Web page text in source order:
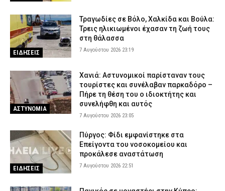
ΕΙΔΗΣΕΙΣ 7 Αυγούστου 2026 16:35
Πιερία: Συνελήφθησαν δύο άνδρες που διέρρηξαν ΙΧ και άρπαξαν
αντικείμενα αξίας άνω των 19.000 ευρώ
ΑΣΤΥΝΟΜΙΑ 7 Αυγούστου 2026 16:23
ΕΙΔΗΣΕΙΣ
Τραγωδίες σε Βόλο, Χαλκίδα και Βούλα:
Τρεις ηλικιωμένοι έχασαν τη ζωή τους
στη θάλασσα
7 Αυγούστου 2026 23:19
ΑΣΤΥΝΟΜΙΑ
Χανιά: Αστυνομικοί παρίσταναν τους
τουρίστες και συνέλαβαν παρκαδόρο –
Πήρε τη θέση του ο ιδιοκτήτης και
συνελήφθη και αυτός
7 Αυγούστου 2026 23:05
ΕΙΔΗΣΕΙΣ
Πύργος: Φίδι εμφανίστηκε στα
Επείγοντα του νοσοκομείου και
προκάλεσε αναστάτωση
7 Αυγούστου 2026 22:51